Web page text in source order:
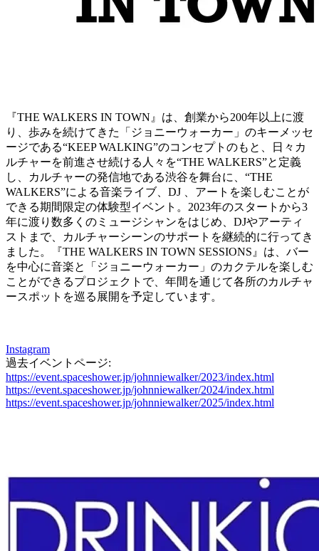
『THE WALKERS IN TOWN』は、創業から200年以上に渡
り、歩みを続けてきた「ジョニーウォーカー」のキーメッセ
ージである“KEEP WALKING”のコンセプトのもと、日々カ
ルチャーを前進させ続ける人々を“THE WALKERS”と定義
し、カルチャーの発信地である渋谷を舞台に、“THE
WALKERS”による音楽ライブ、DJ 、アートを楽しむことが
できる期間限定の体験型イベント。2023年のスタートから3
年に渡り数多くのミュージシャンをはじめ、DJやアーティ
ストまで、カルチャーシーンのサポートを継続的に行ってき
ました。『THE WALKERS IN TOWN SESSIONS』は、バー
を中心に音楽と「ジョニーウォーカー」のカクテルを楽しむ
ことができるプロジェクトで、年間を通じて各所のカルチャ
ースポットを巡る展開を予定しています。
Instagram
過去イベントページ:
https://event.spaceshower.jp/johnniewalker/2023/index.html
https://event.spaceshower.jp/johnniewalker/2024/index.html
https://event.spaceshower.jp/johnniewalker/2025/index.html